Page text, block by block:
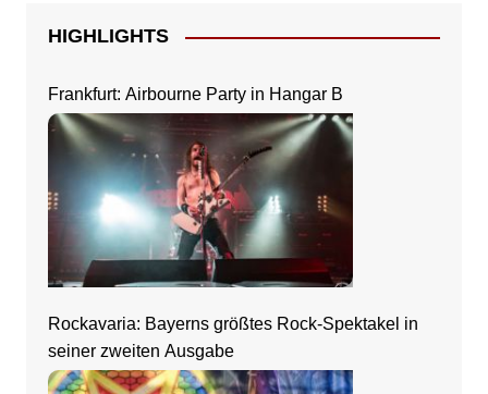
HIGHLIGHTS
Frankfurt: Airbourne Party in Hangar B
Rockavaria: Bayerns größtes Rock-Spektakel in
seiner zweiten Ausgabe